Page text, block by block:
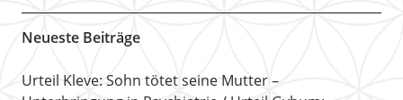
Neueste Beiträge
Urteil Kleve: Sohn tötet seine Mutter –